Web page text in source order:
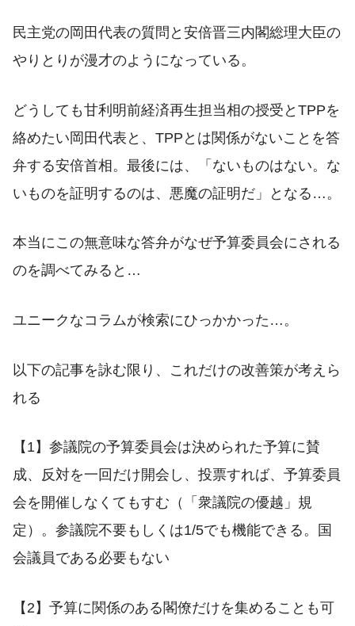
民主党の岡田代表の質問と安倍晋三内閣総理大臣の
やりとりが漫才のようになっている。
どうしても甘利明前経済再生担当相の授受とTPPを
絡めたい岡田代表と、TPPとは関係がないことを答
弁する安倍首相。最後には、「ないものはない。な
いものを証明するのは、悪魔の証明だ」となる…。
本当にこの無意味な答弁がなぜ予算委員会にされる
のを調べてみると…
ユニークなコラムが検索にひっかかった…。
以下の記事を詠む限り、これだけの改善策が考えら
れる
【1】参議院の予算委員会は決められた予算に賛
成、反対を一回だけ開会し、投票すれば、予算委員
会を開催しなくてもすむ（「衆議院の優越」規
定）。参議院不要もしくは1/5でも機能できる。国
会議員である必要もない
【2】予算に関係のある閣僚だけを集めることも可